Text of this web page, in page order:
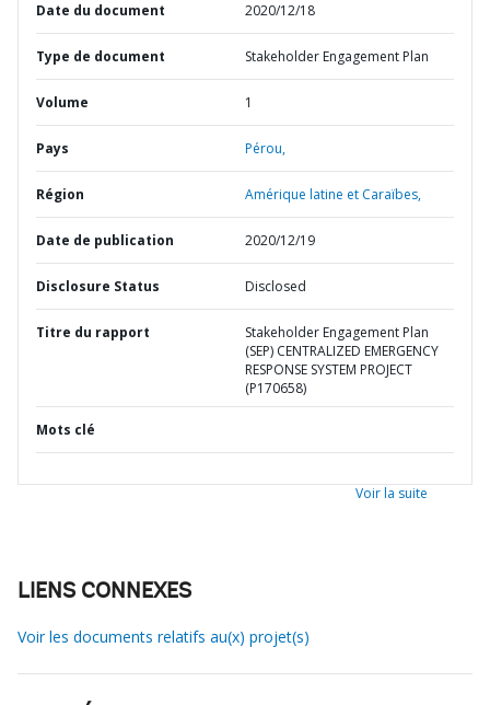
Date du document 2020/12/18
Type de document Stakeholder Engagement Plan
Volume 1
Pays Pérou,
Région Amérique latine et Caraïbes,
Date de publication 2020/12/19
Disclosure Status Disclosed
Titre du rapport
Stakeholder Engagement Plan
(SEP) CENTRALIZED EMERGENCY
RESPONSE SYSTEM PROJECT
(P170658)
Mots clé
Voir la suite
LIENS CONNEXES
Voir les documents relatifs au(x) projet(s)